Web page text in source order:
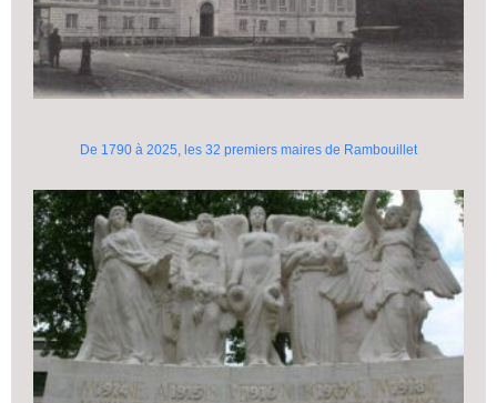
De 1790 à 2025, les 32 premiers maires de Rambouillet